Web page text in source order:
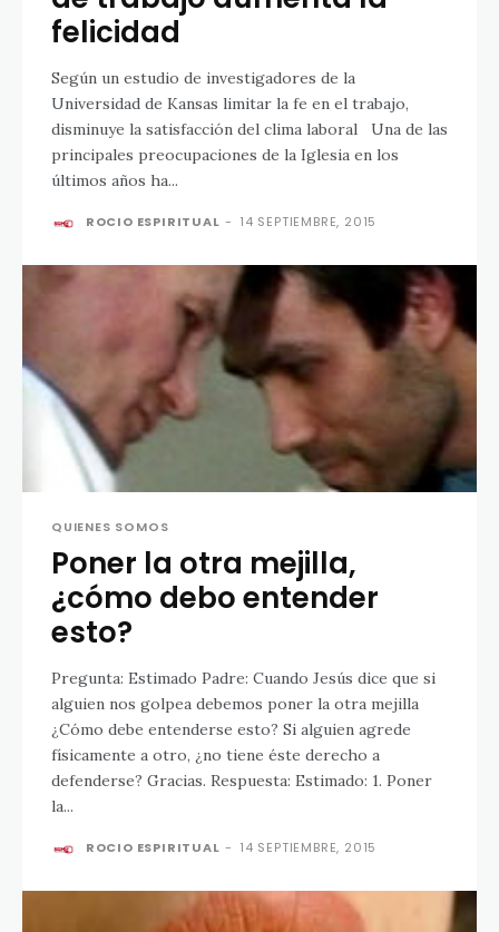
felicidad
Según un estudio de investigadores de la
Universidad de Kansas limitar la fe en el trabajo,
disminuye la satisfacción del clima laboral Una de las
principales preocupaciones de la Iglesia en los
últimos años ha...
ROCIO ESPIRITUAL - 14 SEPTIEMBRE, 2015
QUIENES SOMOS
Poner la otra mejilla,
¿cómo debo entender
esto?
Pregunta: Estimado Padre: Cuando Jesús dice que si
alguien nos golpea debemos poner la otra mejilla
¿Cómo debe entenderse esto? Si alguien agrede
físicamente a otro, ¿no tiene éste derecho a
defenderse? Gracias. Respuesta: Estimado: 1. Poner
la...
ROCIO ESPIRITUAL - 14 SEPTIEMBRE, 2015